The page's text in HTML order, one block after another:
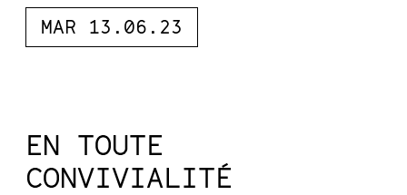
MAR 13.06.23
EN TOUTE
CONVIVIALITÉ